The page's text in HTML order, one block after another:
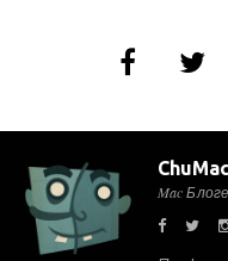
ChuMac
Mac